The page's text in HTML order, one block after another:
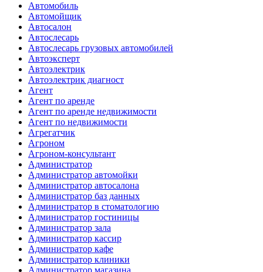
Автомобиль
Автомойщик
Автосалон
Автослесарь
Автослесарь грузовых автомобилей
Автоэксперт
Автоэлектрик
Автоэлектрик диагност
Агент
Агент по аренде
Агент по аренде недвижимости
Агент по недвижимости
Агрегатчик
Агроном
Агроном-консультант
Администратор
Администратор автомойки
Администратор автосалона
Администратор баз данных
Администратор в стоматологию
Администратор гостиницы
Администратор зала
Администратор кассир
Администратор кафе
Администратор клиники
Администратор магазина